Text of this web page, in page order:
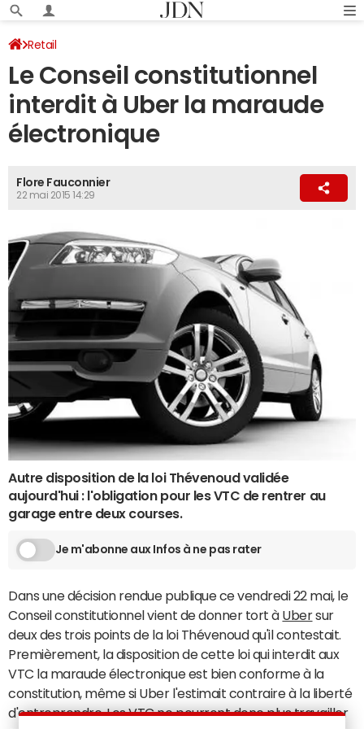
Retail
Le Conseil constitutionnel
interdit à Uber la maraude
électronique
Flore Fauconnier
22 mai 2015 14:29
Autre disposition de la loi Thévenoud validée
aujourd'hui : l'obligation pour les VTC de rentrer au
garage entre deux courses.
Je m'abonne aux Infos à ne pas rater
Dans une décision rendue publique ce vendredi 22 mai, le
Conseil constitutionnel vient de donner tort à Ubersur
deux des trois points de la loi Thévenoud qu'il contestait.
Premièrement, la disposition de cette loi qui interdit aux
VTC la maraude électronique est bien conforme à la
constitution, même si Uber l'estimait contraire à la liberté
d'entreprendre. LesVTCne pourront donc plus travailler